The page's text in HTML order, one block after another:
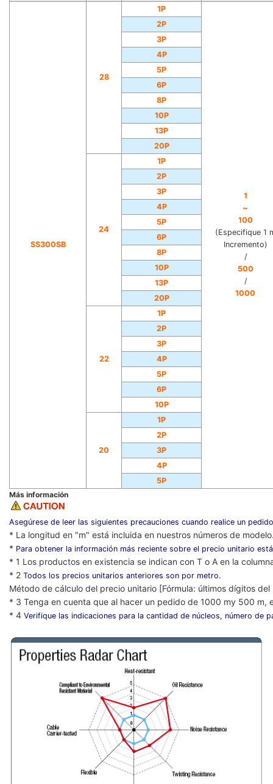
SS300SB
28
1P
1
~
100
(Especifique 1
Incremento)
/
500
/
1000
2P
3P
4P
5P
6P
8P
10P
13P
20P
24
1P
2P
3P
4P
5P
6P
8P
10P
13P
20P
22
1P
2P
3P
4P
5P
6P
10P
20
1P
2P
3P
4P
5P
Más información
Asegúrese de leer las siguientes precauciones cuando realice un
* La longitud en "m" está incluida en nuestros números de
* Para obtener la información más reciente sobre el precio unitario
* 1 Los productos en existencia se indican con T o A en la
* 2 Todos los precios unitarios anteriores son por metro.
Método de cálculo del precio unitario [Fórmula: últimos dígitos
* 3 Tenga en cuenta que al hacer un pedido de 1000 my 500
* 4 Verifique las indicaciones para la cantidad de núcleos, número de